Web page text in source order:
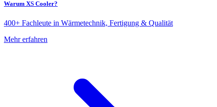
Warum XS Cooler?
400+ Fachleute in Wärmetechnik, Fertigung & Qualität
Mehr erfahren